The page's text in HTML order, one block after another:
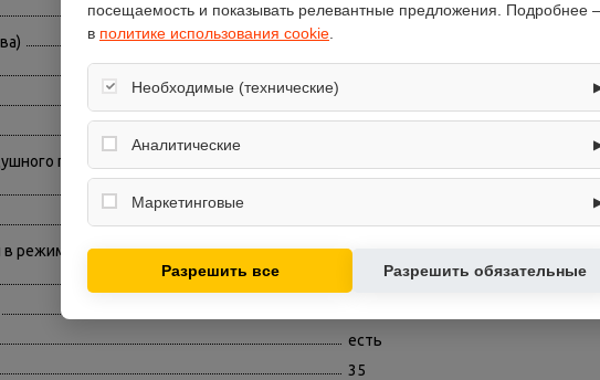
57
потока
режиме обогрева (°C)
-10
есть
35
посещаемость и показывать релевантные предложения. Подробнее
в политике использования cookie
Необходимые (технические)
Обеспечивают корректную работу сайта: оформление заказа, корзина,
вход в личный кабинет. Без них основные функции могут быть
Аналитические
Собирают обезличенную информацию о посещениях и использовании
сайта (например, счётчики аналитики), помогают улучшать интерфейс и
Маркетинговые
Разрешить все Разрешить обязательные